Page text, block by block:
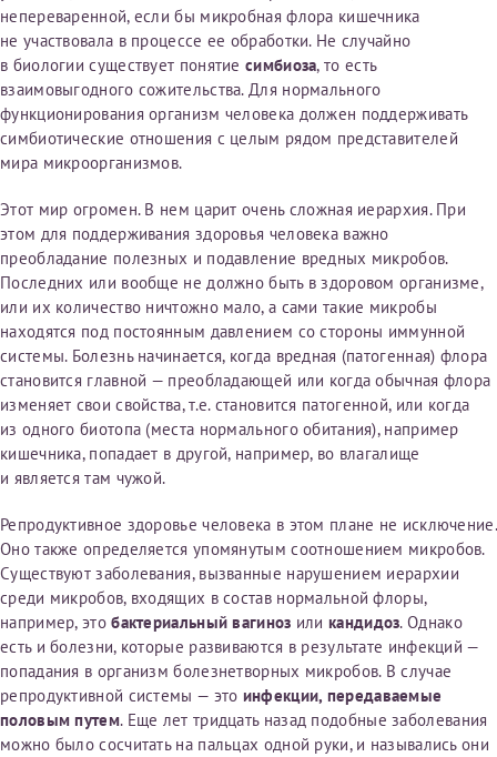
непереваренной, если бы микробная флора кишечника
не участвовала в процессе ее обработки. Не случайно
в биологии существует понятиесимбиоза, то есть
взаимовыгодного сожительства. Для нормального
функционирования организм человека должен поддерживать
симбиотические отношения с целым рядом представителей
мира микроорганизмов.
Этот мир огромен. В нем царит очень сложная иерархия. При
этом для поддерживания здоровья человека важно
преобладание полезных и подавление вредных микробов.
Последних или вообще не должно быть в здоровом организме,
или их количество ничтожно мало, а сами такие микробы
находятся под постоянным давлением со стороны иммунной
системы. Болезнь начинается, когда вредная (патогенная) флора
становится главной — преобладающей или когда обычная флора
изменяет свои свойства, т.е. становится патогенной, или когда
из одного биотопа (места нормального обитания), например
кишечника, попадает в другой, например, во влагалище
и является там чужой.
Репродуктивное здоровье человека в этом плане не исключение.
Оно также определяется упомянутым соотношением микробов.
Существуют заболевания, вызванные нарушением иерархии
среди микробов, входящих в состав нормальной флоры,
например, этобактериальный вагиноз иликандидоз. Однако
есть и болезни, которые развиваются в результате инфекций —
попадания в организм болезнетворных микробов. В случае
репродуктивной системы — это инфекции, передаваемые
половым путем. Еще лет тридцать назад подобные заболевания
можно было сосчитать на пальцах одной руки, и назывались они
Электронная почта*
Номер телефона*
Номер медицинской карты МЦРМ
Сдать спермограмму
Выберите специальность врача
Или введите его имя
Принимаю условияСоглашения на обработку
персональных данных
Записаться на прием
Наши специалисты готовы помочь вам, предоставив
общую информацию и рекомендации на основе
ваших вопросов. Задайте ваш вопрос,
и мы постараемся ответить на него как можно
скорее.
Я подтверждаю, что ознакомился с уведомлением,
Далее
первом заявлении. После отправки готового документа
изменения и переоформление справки на другого
налогоплательщика не выполняются. Пожалуйста,
внимательно проверяйте все данные перед отправкой
заявки.
После отправки заявки вы получите письмо на указанную
принята». Если письмо не поступит, пожалуйста, свяжитесь
с МЦРМ для уточнения информации.
Заявление
Прошу выдать справку об оказанных медицинских услугах
следующим пациентам:
Фамилия*
Имя*
Отчество*
Дата рождения*